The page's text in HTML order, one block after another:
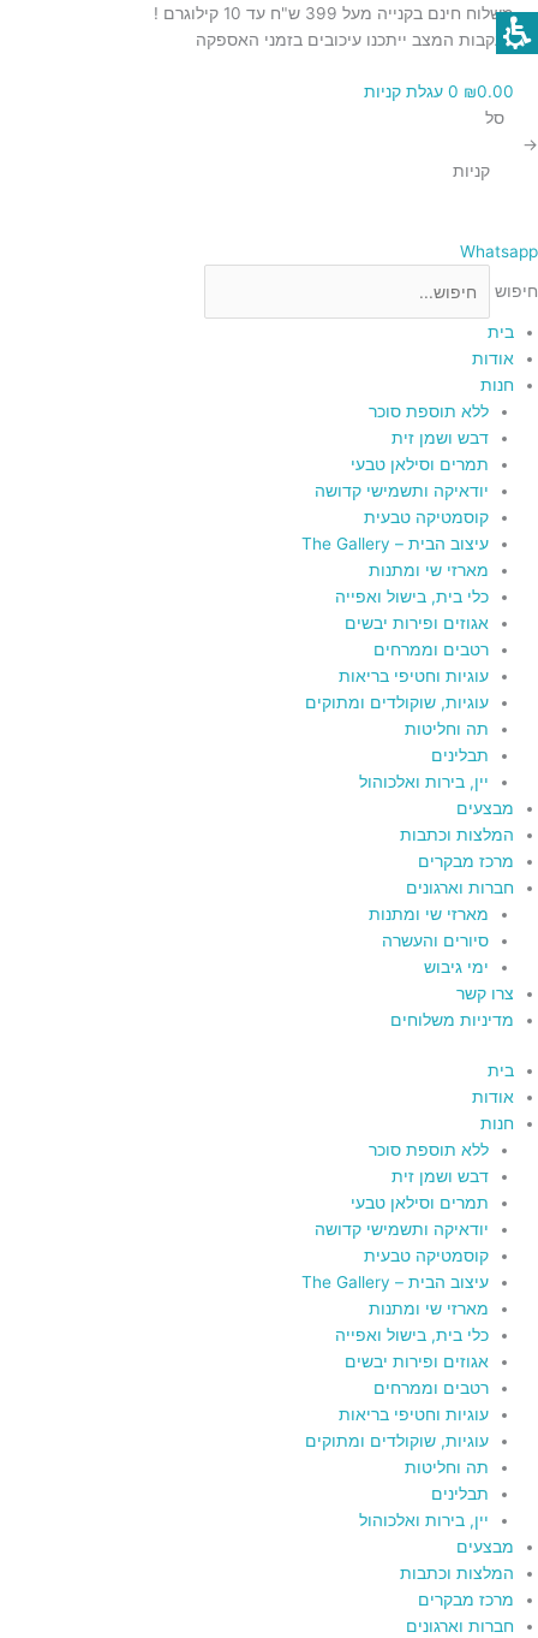
דילוג
לתוכן
משלוח חינם בקנייה מעל 399 ש"ח עד 10 קילוגרם !
בעקבות המצב ייתכנו עיכובים בזמני האספקה
₪0.00
0 עגלת קניות
סל
→
קניות
Whatsapp
חיפוש
בית
אודות
חנות
ללא תוספת סוכר
דבש ושמן זית
תמרים וסילאן טבעי
יודאיקה ותשמישי קדושה
קוסמטיקה טבעית
עיצוב הבית – The Gallery
מארזי שי ומתנות
כלי בית, בישול ואפייה
אגוזים ופירות יבשים
רטבים וממרחים
עוגיות וחטיפי בריאות
עוגיות, שוקולדים ומתוקים
תה וחליטות
תבלינים
יין, בירות ואלכוהול
מבצעים
המלצות וכתבות
מרכז מבקרים
חברות וארגונים
מארזי שי ומתנות
סיורים והעשרה
ימי גיבוש
צרו קשר
מדיניות משלוחים
בית
אודות
חנות
ללא תוספת סוכר
דבש ושמן זית
תמרים וסילאן טבעי
יודאיקה ותשמישי קדושה
קוסמטיקה טבעית
עיצוב הבית – The Gallery
מארזי שי ומתנות
כלי בית, בישול ואפייה
אגוזים ופירות יבשים
רטבים וממרחים
עוגיות וחטיפי בריאות
עוגיות, שוקולדים ומתוקים
תה וחליטות
תבלינים
יין, בירות ואלכוהול
מבצעים
המלצות וכתבות
מרכז מבקרים
חברות וארגונים
כמות
של
בוטנים
כמות
של
ורוד
כמות
של
בוטנים
כמות
של
מרוכז
כמות
של
מרוכז
ממותק